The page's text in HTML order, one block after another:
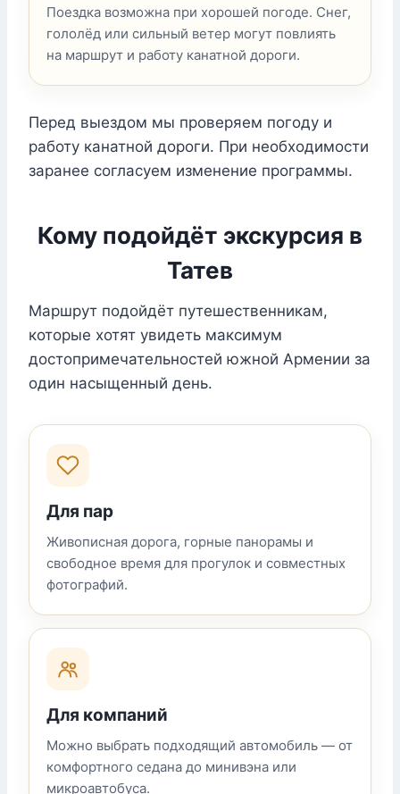
Поездка возможна при хорошей погоде. Снег,
гололёд или сильный ветер могут повлиять
на маршрут и работу канатной дороги.
Перед выездом мы проверяем погоду и
работу канатной дороги. При необходимости
заранее согласуем изменение программы.
Кому подойдёт экскурсия в
Татев
Маршрут подойдёт путешественникам,
которые хотят увидеть максимум
достопримечательностей южной Армении за
один насыщенный день.
Для пар
Живописная дорога, горные панорамы и
свободное время для прогулок и совместных
фотографий.
Для компаний
Можно выбрать подходящий автомобиль — от
комфортного седана до минивэна или
микроавтобуса.